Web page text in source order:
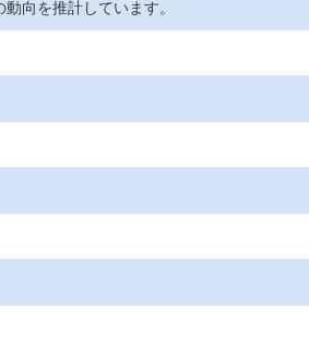
向を推計しています。